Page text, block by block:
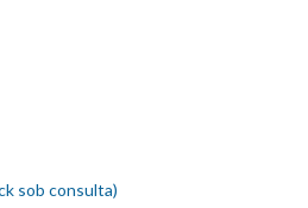
sob consulta)